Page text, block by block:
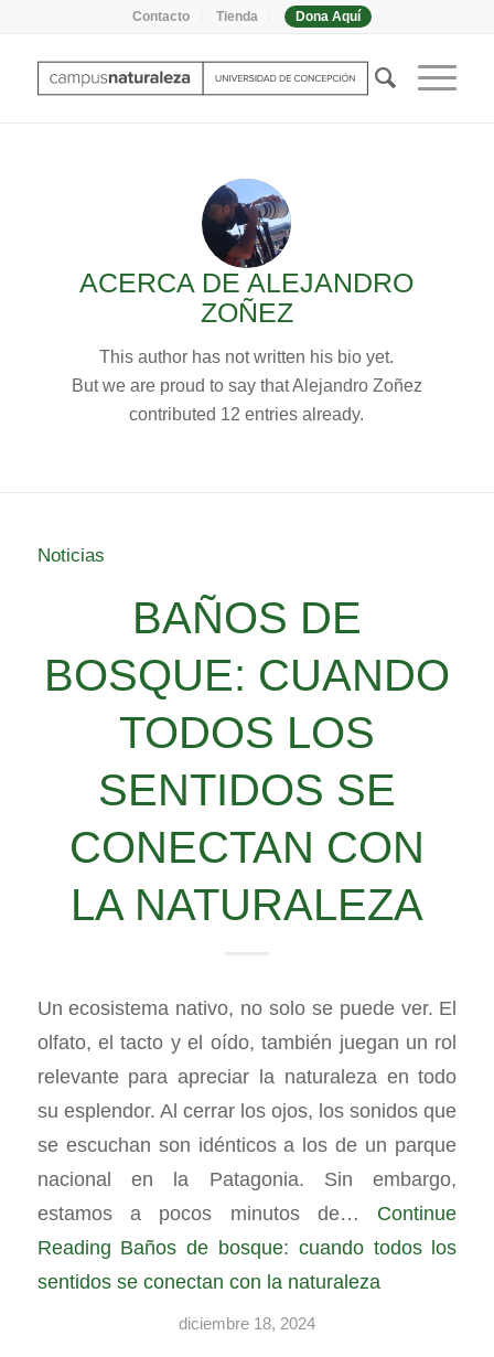
Contacto Tienda Dona Aquí
ACERCA DEALEJANDRO
ZOÑEZ
This author has not written his bio yet.
But we are proud to say thatAlejandro Zoñez
contributed 12 entries already.
Noticias
BAÑOS DE
BOSQUE: CUANDO
TODOS LOS
SENTIDOS SE
CONECTAN CON
LA NATURALEZA
Un ecosistema nativo, no solo se puede ver. El
olfato, el tacto y el oído, también juegan un rol
relevante para apreciar la naturaleza en todo
su esplendor. Al cerrar los ojos, los sonidos que
se escuchan son idénticos a los de un parque
nacional en la Patagonia. Sin embargo,
estamos a pocos minutos de… Continue
Reading Baños de bosque: cuando todos los
sentidos se conectan con la naturaleza
diciembre 18, 2024